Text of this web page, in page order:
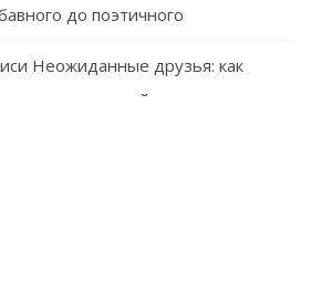
до поэтичного
Неожиданные друзья: как
в своей практике